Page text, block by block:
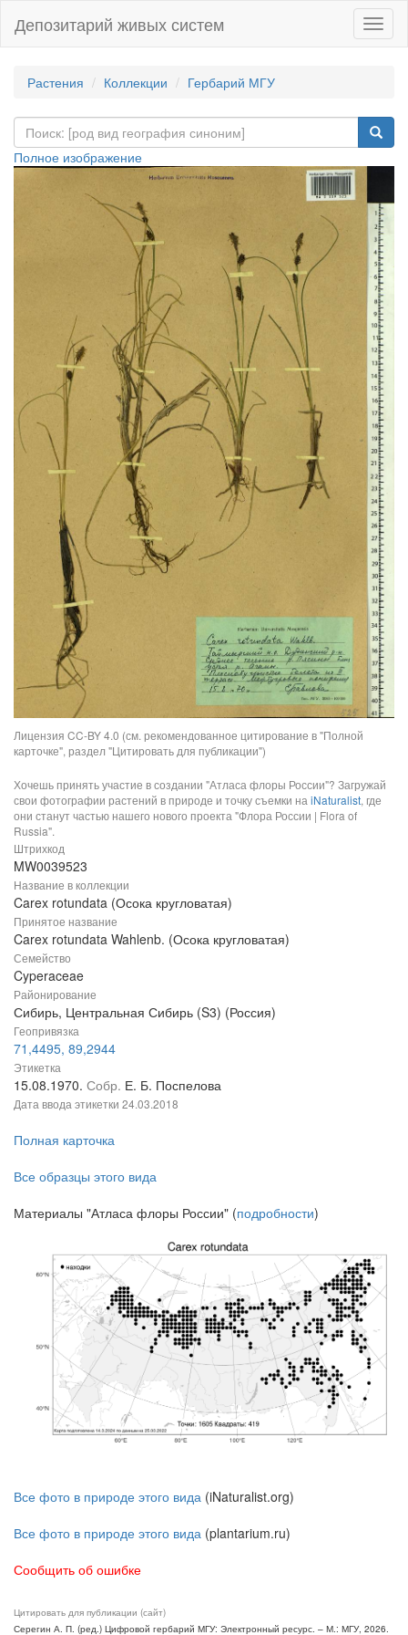
Депозитарий живых систем
Растения Коллекции Гербарий МГУ
Полное изображение
Лицензия CC-BY 4.0 (см. рекомендованное цитирование в "Полной
карточке", раздел "Цитировать для публикации")
Хочешь принять участие в создании "Атласа флоры России"? Загружай
свои фотографии растений в природе и точку съемки на iNaturalist, где
они станут частью нашего нового проекта "Флора России | Flora of
Russia".
Штрихкод
MW0039523
Название в коллекции
Carex rotundata (Осока кругловатая)
Принятое название
Carex rotundata Wahlenb. (Осока кругловатая)
Семейство
Cyperaceae
Районирование
Сибирь, Центральная Сибирь (S3) (Россия)
Геопривязка
71,4495, 89,2944
Этикетка
15.08.1970. Собр. Е. Б. Поспелова
Дата ввода этикетки 24.03.2018
Полная карточка
Все образцы этого вида
Материалы "Атласа флоры России" (подробности)
Все фото в природе этого вида (iNaturalist.org)
Все фото в природе этого вида (plantarium.ru)
Сообщить об ошибке
Цитировать для публикации (сайт)
Серегин А. П. (ред.) Цифровой гербарий МГУ: Электронный ресурс. – М.: МГУ, 2026.